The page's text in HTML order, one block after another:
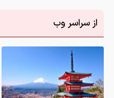
از سراسر وب